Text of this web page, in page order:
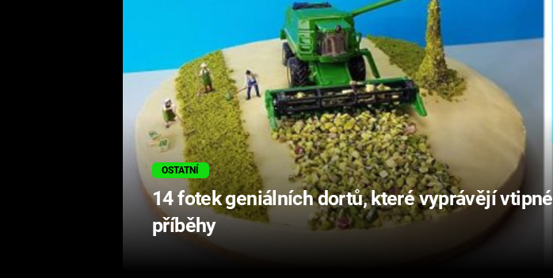
OSTATNÍ
14 fotek geniálních dortů, které vyprávějí vtipné
příběhy